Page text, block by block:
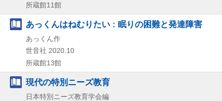
所蔵館11館
あっくんはねむりたい : 眠りの困難と発達障害
あっくん作
世音社 2020.10
所蔵館13館
現代の特別ニーズ教育
日本特別ニーズ教育学会編